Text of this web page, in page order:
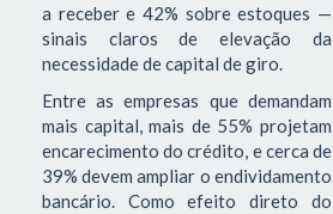
a receber e 42% sobre estoques —
sinais claros de elevação da
necessidade de capital de giro.
Entre as empresas que demandam
mais capital, mais de 55% projetam
encarecimento do crédito, e cerca de
39% devem ampliar o endividamento
bancário. Como efeito direto do